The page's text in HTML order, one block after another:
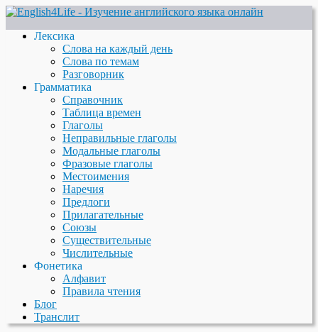
Лексика
Слова на каждый день
Слова по темам
Разговорник
Грамматика
Справочник
Таблица времен
Глаголы
Неправильные глаголы
Модальные глаголы
Фразовые глаголы
Местоимения
Наречия
Предлоги
Прилагательные
Союзы
Существительные
Числительные
Фонетика
Алфавит
Правила чтения
Блог
Транслит